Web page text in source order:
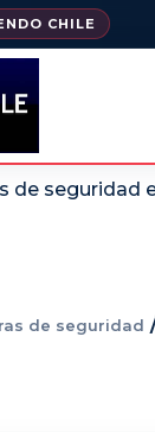
CHILE
de seguridad
de seguridad